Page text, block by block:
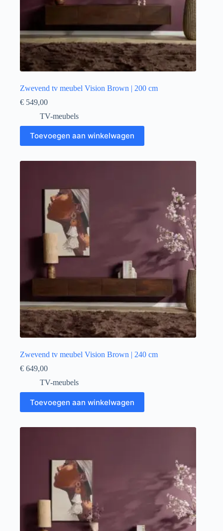
Zwevend tv meubel Vision Brown | 200 cm
€ 549,00
TV-meubels
Toevoegen aan winkelwagen
Zwevend tv meubel Vision Brown | 240 cm
€ 649,00
TV-meubels
Toevoegen aan winkelwagen